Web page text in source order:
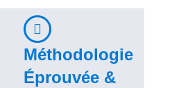
Méthodologie
Éprouvée &